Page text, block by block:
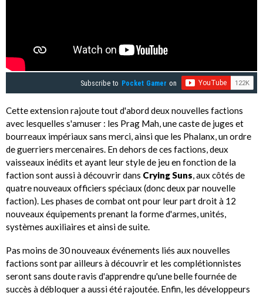
Subscribe to Pocket Gamer on
Cette extension rajoute tout d'abord deux nouvelles factions
avec lesquelles s'amuser : les Prag Mah, une caste de juges et
bourreaux impériaux sans merci, ainsi que les Phalanx, un ordre
de guerriers mercenaires. En dehors de ces factions, deux
vaisseaux inédits et ayant leur style de jeu en fonction de la
faction sont aussi à découvrir dans Crying Suns, aux côtés de
quatre nouveaux officiers spéciaux (donc deux par nouvelle
faction). Les phases de combat ont pour leur part droit à 12
nouveaux équipements prenant la forme d'armes, unités,
systèmes auxiliaires et ainsi de suite.
Pas moins de 30 nouveaux événements liés aux nouvelles
factions sont par ailleurs à découvrir et les complétionnistes
seront sans doute ravis d'apprendre qu'une belle fournée de
succès à débloquer a aussi été rajoutée. Enfin, les développeurs